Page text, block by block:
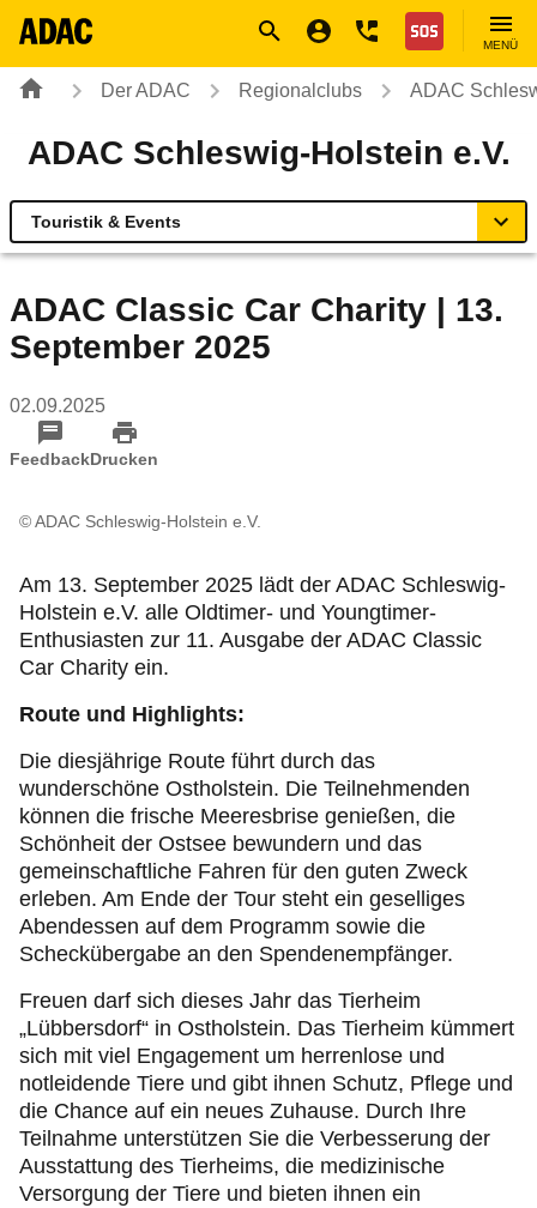
Nothilfe
MENÜ
Der ADAC Regionalclubs ADAC
ADAC Schleswig-Holstein e.V.
Touristik & Events
Geschäftsstellen & Reisebüros
Touristik & Events
Fahrsicherheit
Ihr ADAC Schleswig-Holstein
ADAC Classic Car Charity | 13.
September 2025
02.09.2025
FeedbackDrucken
© ADAC Schleswig-Holstein e.V.
Am 13. September 2025 lädt der ADAC Schleswig-
Holstein e.V. alle Oldtimer- und Youngtimer-
Enthusiasten zur 11. Ausgabe der ADAC Classic
Car Charity ein.
Route und Highlights:
Die diesjährige Route führt durch das
wunderschöne Ostholstein. Die Teilnehmenden
können die frische Meeresbrise genießen, die
Schönheit der Ostsee bewundern und das
gemeinschaftliche Fahren für den guten Zweck
erleben. Am Ende der Tour steht ein geselliges
Abendessen auf dem Programm sowie die
Scheckübergabe an den Spendenempfänger.
Freuen darf sich dieses Jahr das Tierheim
„Lübbersdorf“ in Ostholstein. Das Tierheim kümmert
sich mit viel Engagement um herrenlose und
notleidende Tiere und gibt ihnen Schutz, Pflege und
die Chance auf ein neues Zuhause. Durch Ihre
Teilnahme unterstützen Sie die Verbesserung der
Ausstattung des Tierheims, die medizinische
Versorgung der Tiere und bieten ihnen ein